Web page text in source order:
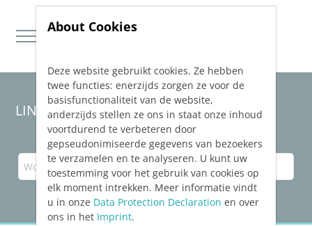
Jump directly to main navigation
Jump directly to content
LINEAR Solutions 23 für AutoCAD
About Cookies
Deze website gebruikt cookies. Ze hebben
twee functies: enerzijds zorgen ze voor de
basisfunctionaliteit van de website,
anderzijds stellen ze ons in staat onze inhoud
voortdurend te verbeteren door
gepseudonimiseerde gegevens van bezoekers
te verzamelen en te analyseren. U kunt uw
toestemming voor het gebruik van cookies op
elk moment intrekken. Meer informatie vindt
u in onze Data Protection Declaration en over
ons in het Imprint.